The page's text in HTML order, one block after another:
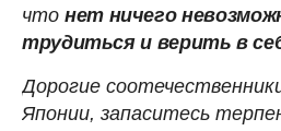
что нет ничего
трудиться и верить в
Дорогие
Японии, запаситесь